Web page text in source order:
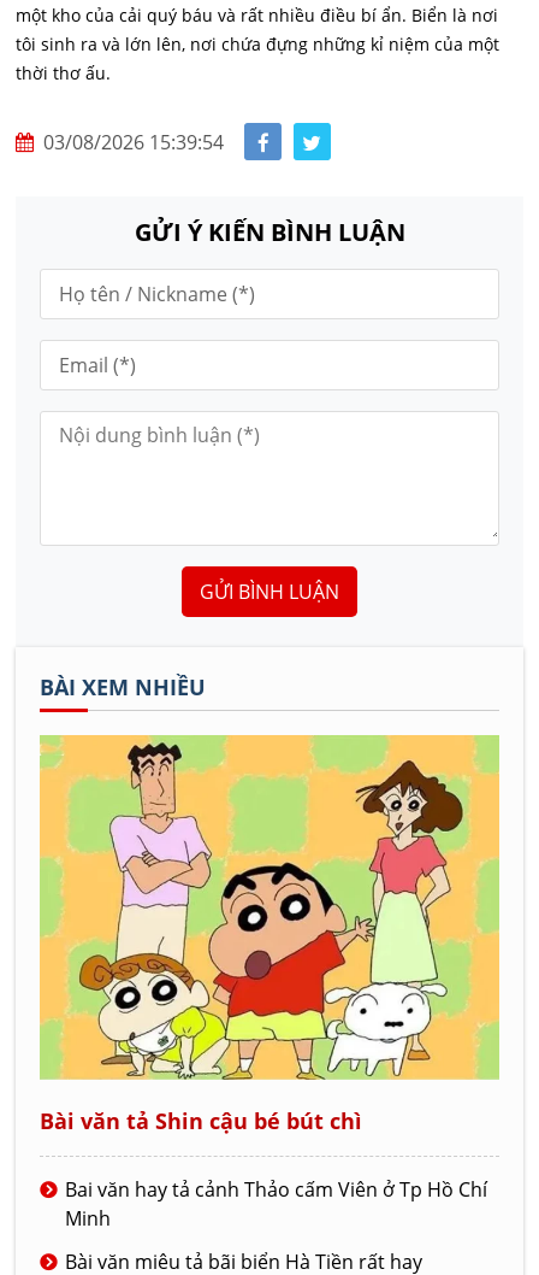
một kho của cải quý báu và rất nhiều điều bí ẩn. Biển là nơi
tôi sinh ra và lớn lên, nơi chứa đựng những kỉ niệm của một
thời thơ ấu.
03/08/2026 15:39:54
GỬI Ý KIẾN BÌNH LUẬN
GỬI BÌNH LUẬN
BÀI XEM NHIỀU
Bài văn tả Shin cậu bé bút chì
Bai văn hay tả cảnh Thảo cấm Viên ở Tp Hồ Chí
Minh
Bài văn miêu tả bãi biển Hà Tiền rất hay